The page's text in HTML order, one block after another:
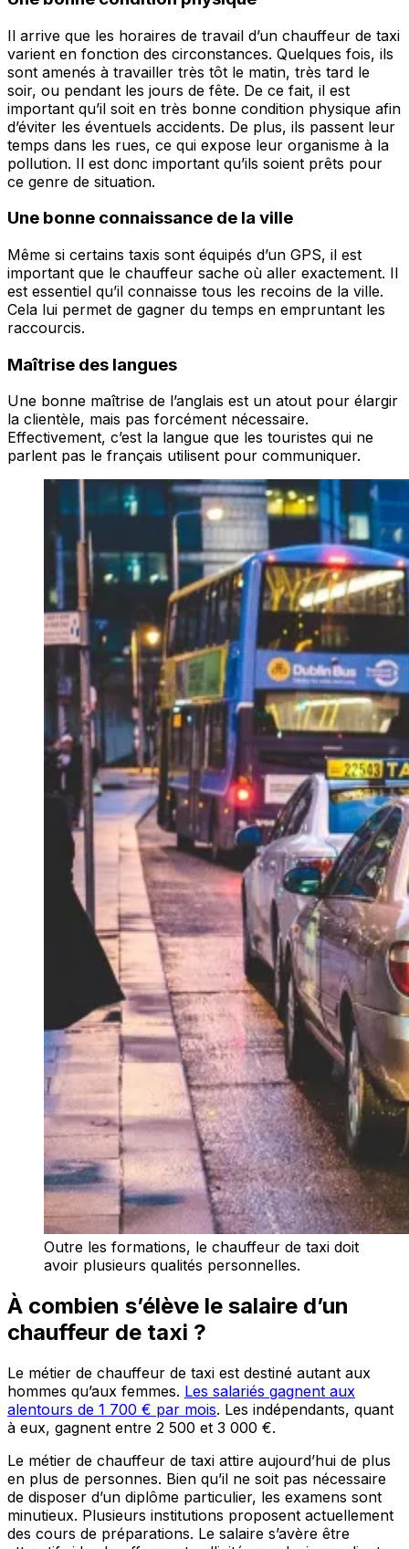
Il arrive que les horaires de travail d’un chauffeur de taxi
varient en fonction des circonstances. Quelques fois, ils
sont amenés à travailler très tôt le matin, très tard le
soir, ou pendant les jours de fête. De ce fait, il est
important qu’il soit en très bonne condition physique afin
d’éviter les éventuels accidents. De plus, ils passent leur
temps dans les rues, ce qui expose leur organisme à la
pollution. Il est donc important qu’ils soient prêts pour
ce genre de situation.
Une bonne connaissance de la ville
Même si certains taxis sont équipés d’un GPS, il est
important que le chauffeur sache où aller exactement. Il
est essentiel qu’il connaisse tous les recoins de la ville.
Cela lui permet de gagner du temps en empruntant les
raccourcis.
Maîtrise des langues
Une bonne maîtrise de l’anglais est un atout pour élargir
la clientèle, mais pas forcément nécessaire.
Effectivement, c’est la langue que les touristes qui ne
parlent pas le français utilisent pour communiquer.
Outre les formations, le chauffeur de taxi doit
avoir plusieurs qualités personnelles.
À combien s’élève le salaire d’un
chauffeur de taxi ?
Le métier de chauffeur de taxi est destiné autant aux
hommes qu’aux femmes. Les salariés gagnent aux
alentours de 1 700 € par mois. Les indépendants, quant
à eux, gagnent entre 2 500 et 3 000 €.
Le métier de chauffeur de taxi attire aujourd’hui de plus
en plus de personnes. Bien qu’il ne soit pas nécessaire
de disposer d’un diplôme particulier, les examens sont
minutieux. Plusieurs institutions proposent actuellement
des cours de préparations. Le salaire s’avère être